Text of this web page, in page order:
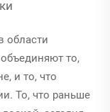
области
то,
и то, что
То, что раньше